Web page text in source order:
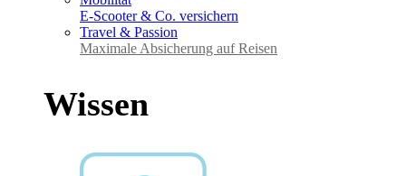
E-Scooter & Co. versichern
Travel & Passion
Maximale Absicherung auf Reisen
Wissen